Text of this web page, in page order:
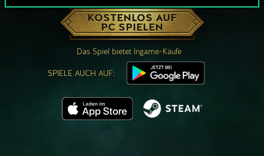
KOSTENLOS AUF
PC SPIELEN
Das Spiel bietet Ingame-Käufe
SPIELE AUCH AUF: